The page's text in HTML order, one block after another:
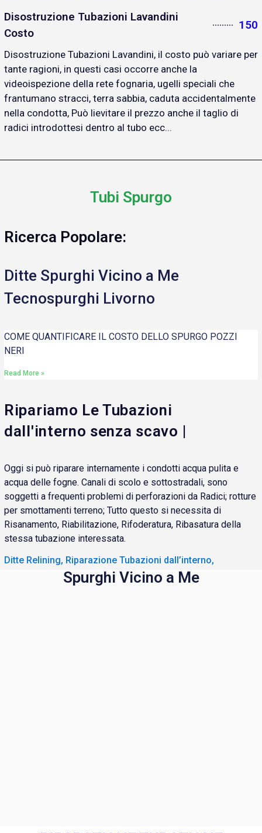
Disostruzione Tubazioni Lavandini
Costo
150
Disostruzione Tubazioni Lavandini, il costo può variare per
tante ragioni, in questi casi occorre anche la
videoispezione della rete fognaria, ugelli speciali che
frantumano stracci, terra sabbia, caduta accidentalmente
nella condotta, Può lievitare il prezzo anche il taglio di
radici introdottesi dentro al tubo ecc...
Tubi Spurgo
Ricerca Popolare:
Ditte Spurghi Vicino a Me
Tecnospurghi Livorno
COME QUANTIFICARE IL COSTO DELLO SPURGO POZZI
NERI
Read More »
Ripariamo Le Tubazioni
dall'interno senza scavo |
Oggi si può riparare internamente i condotti acqua pulita e
acqua delle fogne. Canali di scolo e sottostradali, sono
soggetti a frequenti problemi di perforazioni da Radici; rotture
per smottamenti terreno; Tutto questo si necessita di
Risanamento, Riabilitazione, Rifoderatura, Ribasatura della
stessa tubazione interessata.
Ditte Relining, Riparazione Tubazioni dall’interno,
Spurghi Vicino a Me